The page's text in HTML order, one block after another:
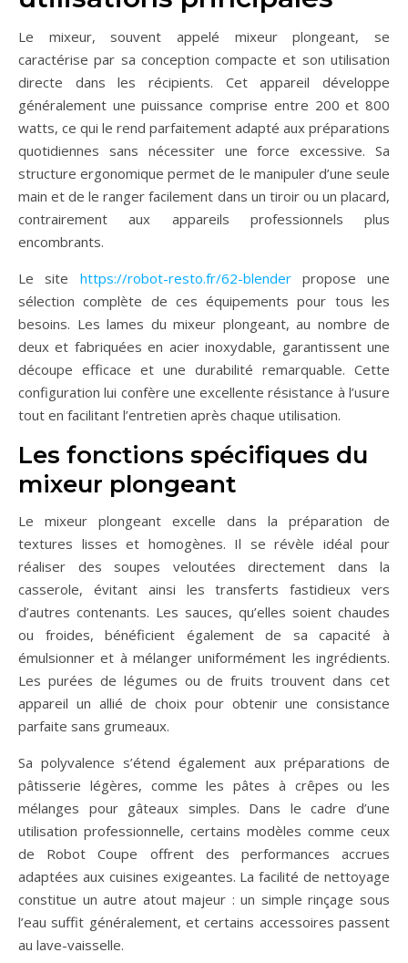
Le mixeur, souvent appelé mixeur plongeant, se
caractérise par sa conception compacte et son utilisation
directe dans les récipients. Cet appareil développe
généralement une puissance comprise entre 200 et 800
watts, ce qui le rend parfaitement adapté aux préparations
quotidiennes sans nécessiter une force excessive. Sa
structure ergonomique permet de le manipuler d’une seule
main et de le ranger facilement dans un tiroir ou un placard,
contrairement aux appareils professionnels plus
encombrants.
Le site https://robot-resto.fr/62-blenderpropose une
sélection complète de ces équipements pour tous les
besoins. Les lames du mixeur plongeant, au nombre de
deux et fabriquées en acier inoxydable, garantissent une
découpe efficace et une durabilité remarquable. Cette
configuration lui confère une excellente résistance à l’usure
tout en facilitant l’entretien après chaque utilisation.
Les fonctions spécifiques du
mixeur plongeant
Le mixeur plongeant excelle dans la préparation de
textures lisses et homogènes. Il se révèle idéal pour
réaliser des soupes veloutées directement dans la
casserole, évitant ainsi les transferts fastidieux vers
d’autres contenants. Les sauces, qu’elles soient chaudes
ou froides, bénéficient également de sa capacité à
émulsionner et à mélanger uniformément les ingrédients.
Les purées de légumes ou de fruits trouvent dans cet
appareil un allié de choix pour obtenir une consistance
parfaite sans grumeaux.
Sa polyvalence s’étend également aux préparations de
pâtisserie légères, comme les pâtes à crêpes ou les
mélanges pour gâteaux simples. Dans le cadre d’une
utilisation professionnelle, certains modèles comme ceux
de Robot Coupe offrent des performances accrues
adaptées aux cuisines exigeantes. La facilité de nettoyage
constitue un autre atout majeur : un simple rinçage sous
l’eau suffit généralement, et certains accessoires passent
au lave-vaisselle.